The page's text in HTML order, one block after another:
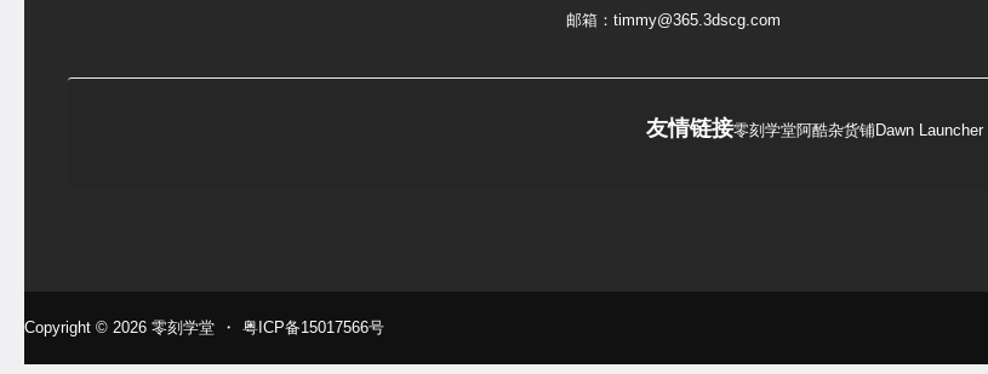
邮箱：timmy@365.3dscg.com
友情链接零刻学堂阿酷杂货铺Dawn Launcher
Copyright © 2026 零刻学堂 ・ 粤ICP备15017566号